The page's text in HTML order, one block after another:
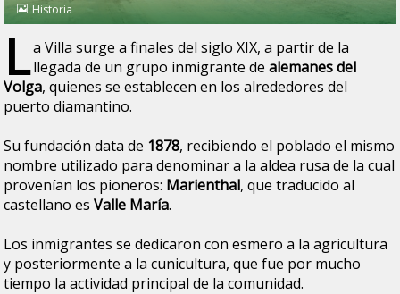
Historia
La Villa surge a finales del siglo XIX, a partir de la
llegada de un grupo inmigrante dealemanes del
Volga, quienes se establecen en los alrededores del
puerto diamantino.
Su fundación data de 1878, recibiendo el poblado el mismo
nombre utilizado para denominar a la aldea rusa de la cual
provenían los pioneros: Marienthal, que traducido al
castellano esValle María.
Los inmigrantes se dedicaron con esmero a la agricultura
y posteriormente a la cunicultura, que fue por mucho
tiempo la actividad principal de la comunidad.